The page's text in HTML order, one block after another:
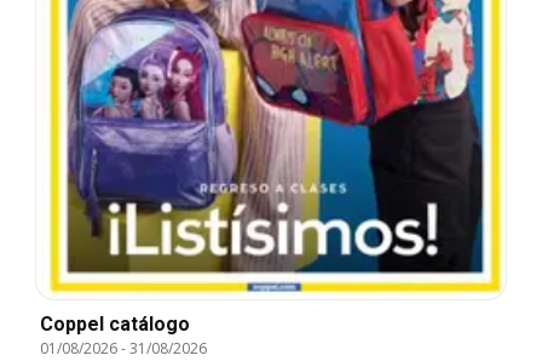
Coppel catálogo
01/08/2026-31/08/2026